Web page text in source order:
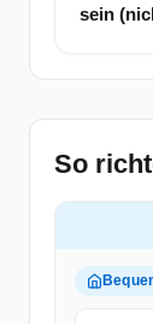
sein
So